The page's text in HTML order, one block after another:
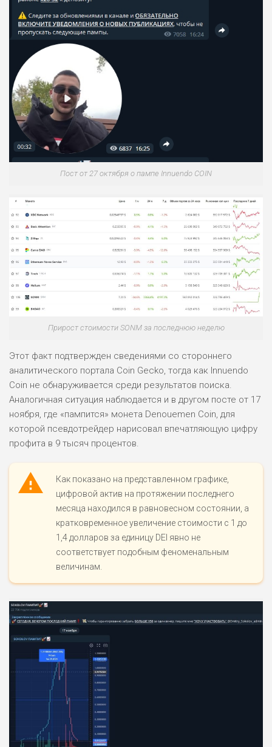
Пост от 27 октября о пампе Innuendo COIN
Прирост стоимости SONM за последнюю неделю
Этот факт подтвержден сведениями со стороннего
аналитического портала Coin Gecko, тогда как Innuendo
Coin не обнаруживается среди результатов поиска.
Аналогичная ситуация наблюдается и в другом посте от 17
ноября, где «пампится» монета Denouemen Coin, для
которой псевдотрейдер нарисовал впечатляющую цифру
профита в 9 тысяч процентов.
Как показано на представленном графике,
цифровой актив на протяжении последнего
месяца находился в равновесном состоянии, а
кратковременное увеличение стоимости с 1 до
1,4 долларов за единицу DEI явно не
соответствует подобным феноменальным
величинам.